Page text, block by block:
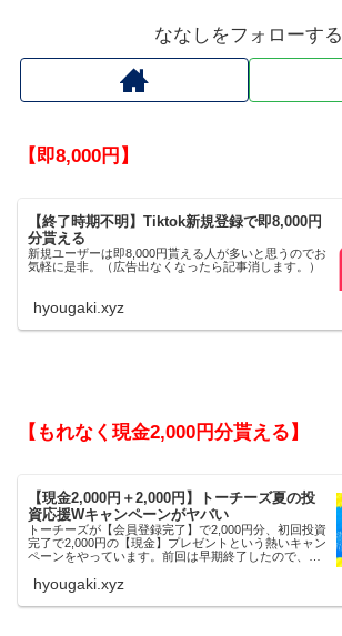
ななしをフォローする
【即8,000円】
【終了時期不明】Tiktok新規登録で即8,000円
分貰える
新規ユーザーは即8,000円貰える人が多いと思うのでお
気軽に是非。（広告出なくなったら記事消します。）
hyougaki.xyz
【もれなく現金2,000円分貰える】
【現金2,000円＋2,000円】トーチーズ夏の投
資応援Wキャンペーンがヤバい
トーチーズが【会員登録完了】で2,000円分、初回投資
完了で2,000円の【現金】プレゼントという熱いキャン
ペーンをやっています。前回は早期終了したので、使
hyougaki.xyz